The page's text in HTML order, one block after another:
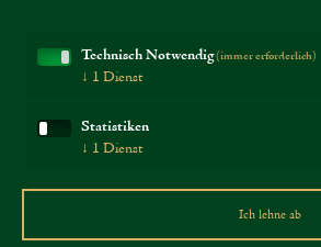
- davon gesättigte Fettsäuren:
- davon Zucker:
Eiweiß:
Technisch Notwendig(immer erforderlich)
↓ 1 Dienst
Statistiken
↓ 1 Dienst
Ich lehne ab